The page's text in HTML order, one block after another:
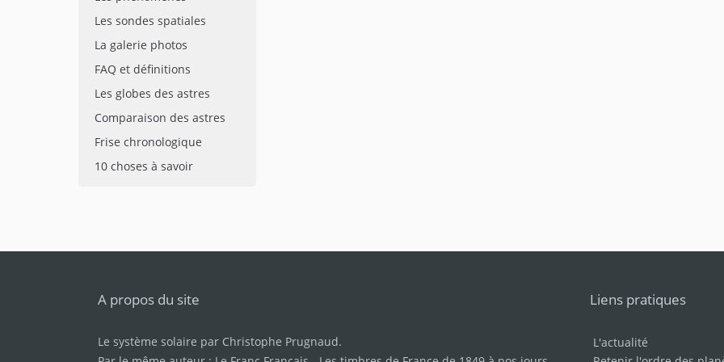
Les sondes spatiales
La galerie photos
FAQ et définitions
Les globes des astres
Comparaison des astres
Frise chronologique
10 choses à savoir
A propos du site
Le système solaire par Christophe Prugnaud.
Liens pratiques
L'actualité